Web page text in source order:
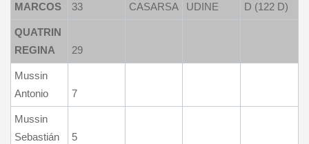
MARCOS
33 CASARSA UDINE
D (122 D)
QUATRIN
REGINA
29
Mussin
Antonio
7
Mussin
Sebastián
5